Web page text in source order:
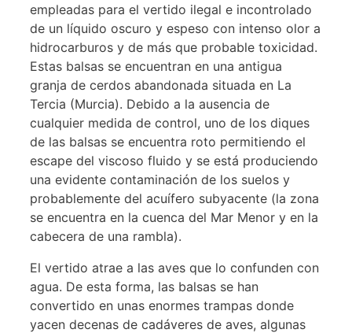
empleadas para el vertido ilegal e incontrolado
de un líquido oscuro y espeso con intenso olor a
hidrocarburos y de más que probable toxicidad.
Estas balsas se encuentran en una antigua
granja de cerdos abandonada situada en La
Tercia (Murcia). Debido a la ausencia de
cualquier medida de control, uno de los diques
de las balsas se encuentra roto permitiendo el
escape del viscoso fluido y se está produciendo
una evidente contaminación de los suelos y
probablemente del acuífero subyacente (la zona
se encuentra en la cuenca del Mar Menor y en la
cabecera de una rambla).
El vertido atrae a las aves que lo confunden con
agua. De esta forma, las balsas se han
convertido en unas enormes trampas donde
yacen decenas de cadáveres de aves, algunas